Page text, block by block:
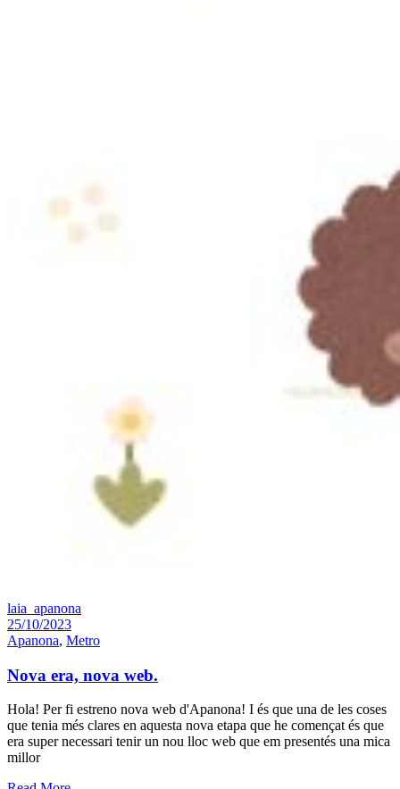
laia_apanona
25/10/2023
Apanona, Metro
Nova era, nova web.
Hola! Per fi estreno nova web d'Apanona! I és que una de les coses
que tenia més clares en aquesta nova etapa que he començat és que
era super necessari tenir un nou lloc web que em presentés una mica
millor